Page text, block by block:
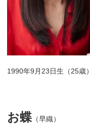
1990年9月23日生（25歳）
お蝶 （早織）